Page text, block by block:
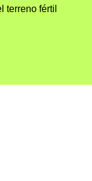
terreno fértil